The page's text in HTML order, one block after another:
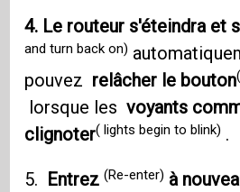
4. Le routeur s'éteindra et
and turn back on)
pouvez relâcher le bouton
lorsque les voyants
clignoter( lights begin to blink) .
5. Entrez(Re-enter) à